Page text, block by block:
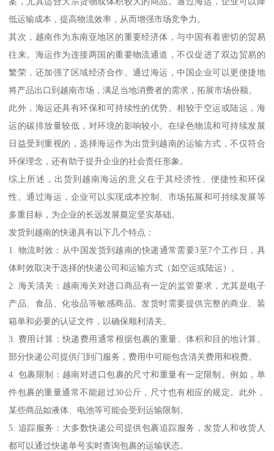
低运输成本，提高物流效率，从而增强市场竞争力。
其次，越南作为东南亚地区的重要经济体，与中国有着密切的贸易
往来。海运作为连接两国的重要物流通道，不仅促进了双边贸易的
繁荣，还加强了区域经济合作。通过海运，中国企业可以更便捷地
将产品出口到越南市场，满足当地消费者的需求，拓展市场份额。
此外，海运还具有环保和可持续性的优势。相较于空运或陆运，海
运的碳排放量较低，对环境的影响较小。在绿色物流和可持续发展
日益受到重视的，选择海运作为出货到越南的运输方式，不仅符合
环保理念，还有助于提升企业的社会责任形象。
综上所述，出货到越南海运的意义在于其经济性、便捷性和环保
性。通过海运，企业可以实现成本控制、市场拓展和可持续发展等
多重目标，为企业的长远发展奠定坚实基础。
发货到越南的快递具有以下几个特点：
1. 物流时效：从中国发货到越南的快递通常需要3至7个工作日，具
体时效取决于选择的快递公司和运输方式（如空运或陆运）。
2. 海关清关：越南海关对进口商品有一定的监管要求，尤其是电子
产品、食品、化妆品等敏感商品。发货时需要提供完整的商业、装
箱单和必要的认证文件，以确保顺利清关。
3. 费用计算：快递费用通常根据包裹的重量、体积和目的地计算。
部分快递公司提供门到门服务，费用中可能包含清关费用和税费。
4. 包裹限制：越南对进口包裹的尺寸和重量有一定限制。例如，单
件包裹的重量通常不能超过30公斤，尺寸也有相应的规定。此外，
某些商品如液体、电池等可能会受到运输限制。
5. 追踪服务：大多数快递公司提供包裹追踪服务，发货人和收货人
都可以通过快递单号实时查询包裹的运输状态。